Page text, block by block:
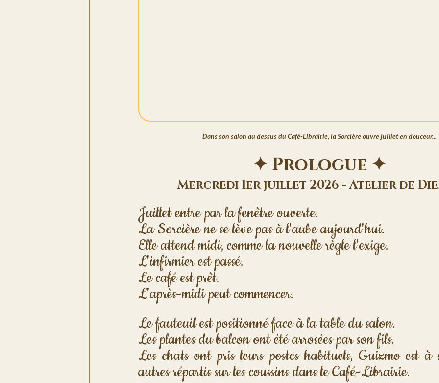
Dans son salon au dessus du Café-Librairie, la Sorcière ouvre juillet en douceur...
✦ Prologue ✦
Mercredi 1er juillet 2026 - Atelier de
Juillet entre par la fenêtre ouverte.
La Sorcière ne se lève pas à l'aube aujourd'hui.
Elle attend midi, comme la nouvelle règle l'exige.
L'infirmier est passé.
Le café est prêt.
L'après-midi peut commencer.
Le fauteuil est positionné face à la table du salon.
Les plantes du balcon ont été arrosées par son fils.
Les chats ont pris leurs postes habituels, Guizmo est à
autres répartis sur les coussins dans le Café-Librairie.